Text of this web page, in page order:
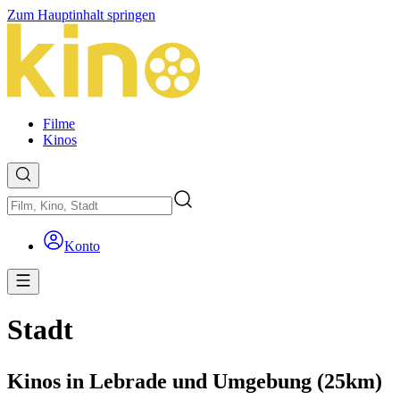
Zum Hauptinhalt springen
Filme
Kinos
Konto
Stadt
Kinos in Lebrade und Umgebung (25km)